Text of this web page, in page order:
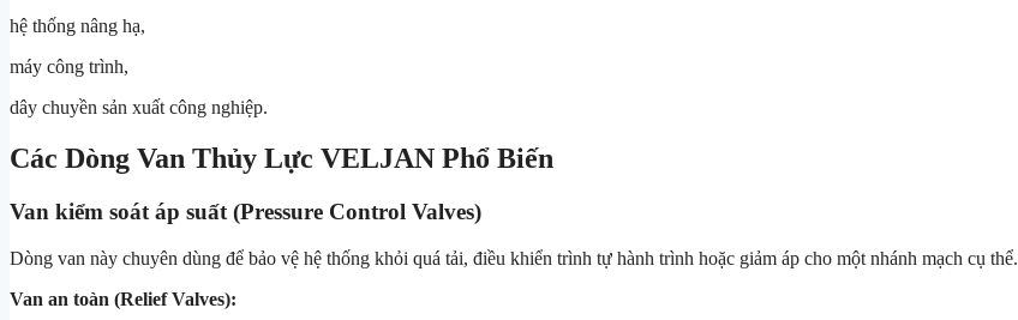
hệ thống nâng hạ,
máy công trình,
dây chuyền sản xuất công nghiệp.
Các Dòng Van Thủy Lực VELJAN Phổ Biến
Van kiểm soát áp suất (Pressure Control Valves)
Dòng van này chuyên dùng để bảo vệ hệ thống khỏi quá tải, điều khiển trình tự hành trình hoặc giảm áp cho một nhánh mạch cụ thể.
Van an toàn (Relief Valves):